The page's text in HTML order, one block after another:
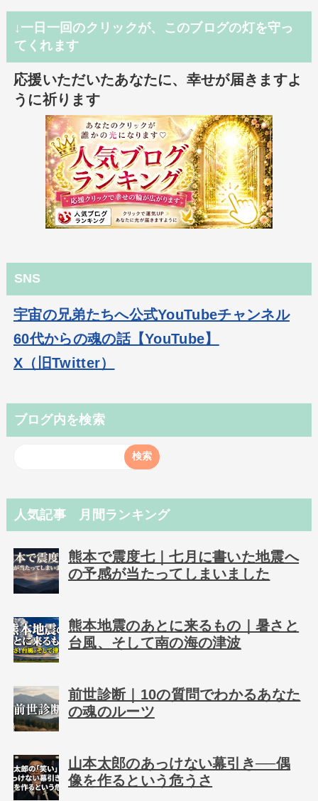
↓一日一回のクリックが、このブログの灯を守っ
てくれます
応援いただいたあなたに、幸せが届きますよ
うに祈ります
SNS
宇宙の兄弟たちへ公式YouTubeチャンネル
60代からの魂の話【YouTube】
X（旧Twitter）
ブログ内を検索
人気記事 月間ランキング
熊本で震度七｜七月に書いた地震へ
の予感が当たってしまいました
熊本地震のあとに来るもの｜暑さと
台風、そして南の海の津波
前世診断｜10の質問でわかるあなた
の魂のルーツ
山本太郎のあっけない幕引き──偶
像を作るという危うさ